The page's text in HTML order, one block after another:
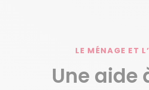
LE MÉNAGE ET
Une aide